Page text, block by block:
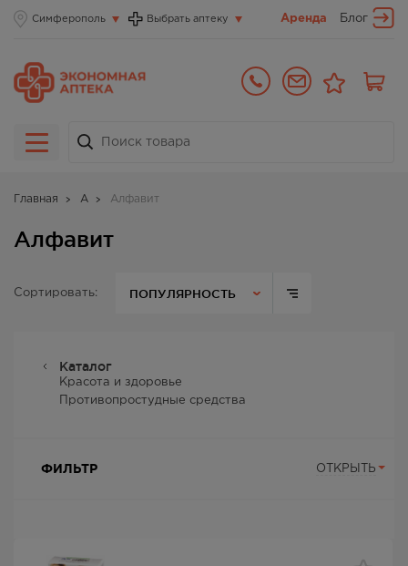
Симферополь Выбрать аптеку Аренда Блог
Главная А Алфавит
Алфавит
Сортировать: ПОПУЛЯРНОСТЬ
Каталог
Красота и здоровье
Противопростудные средства
ФИЛЬТР ОТКРЫТЬ